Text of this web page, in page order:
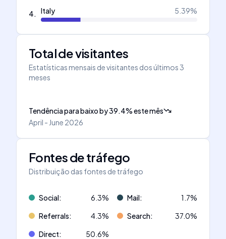
4. Italy 5.39%
Total de visitantes
Estatísticas mensais de visitantes dos últimos 3
meses
Tendência para baixoby39.4%este mês
April - June 2026
Fontes de tráfego
Distribuição das fontes de tráfego
Social: 6.3% Mail: 1.7%
Referrals: 4.3% Search: 37.0%
Direct: 50.6%